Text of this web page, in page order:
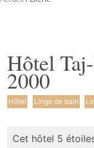
Hôtel
2000
Hôtel Linge de bain
Cet hôtel 5